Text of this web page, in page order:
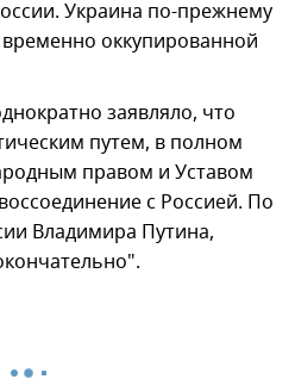
Украина по-прежнему
оккупированной
заявляло, что
путем, в полном
правом и Уставом
с Россией. По
Владимира Путина,